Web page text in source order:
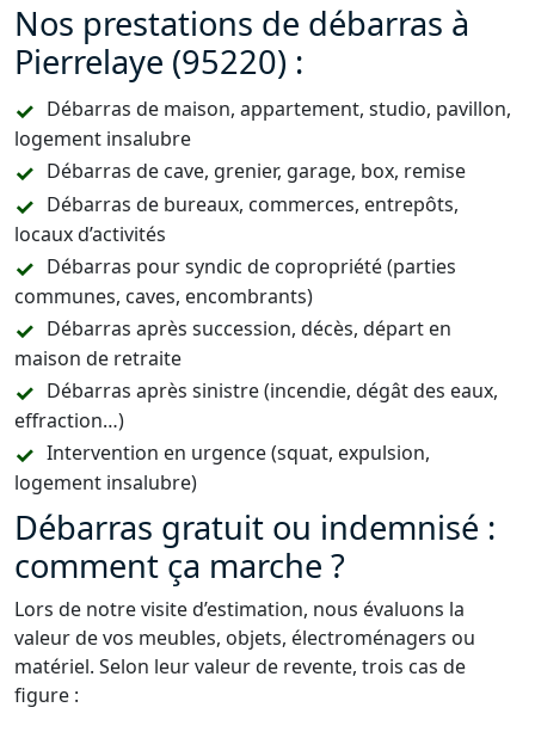
Nos prestations de débarras à
Pierrelaye (95220) :
Débarras de maison, appartement, studio, pavillon,
logement insalubre
Débarras de cave, grenier, garage, box, remise
Débarras de bureaux, commerces, entrepôts,
locaux d’activités
Débarras pour syndic de copropriété (parties
communes, caves, encombrants)
Débarras après succession, décès, départ en
maison de retraite
Débarras après sinistre (incendie, dégât des eaux,
effraction…)
Intervention en urgence (squat, expulsion,
logement insalubre)
Débarras gratuit ou indemnisé :
comment ça marche ?
Lors de notre visite d’estimation, nous évaluons la
valeur de vos meubles, objets, électroménagers ou
matériel. Selon leur valeur de revente, trois cas de
figure :